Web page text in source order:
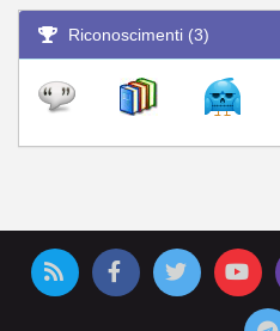
Riconoscimenti (3)